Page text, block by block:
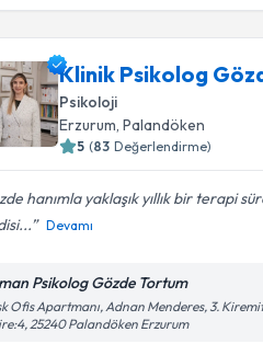
Klinik Psikolog
Psikoloji
Erzurum , Palandöken
5 (83 Değerlendirme)
hanımla yaklaşık yıllık bir terapi
Devamı
Psikolog Gözde Tortum
Ofis Apartmanı, Adnan Menderes, 3.
25240 Palandöken Erzurum